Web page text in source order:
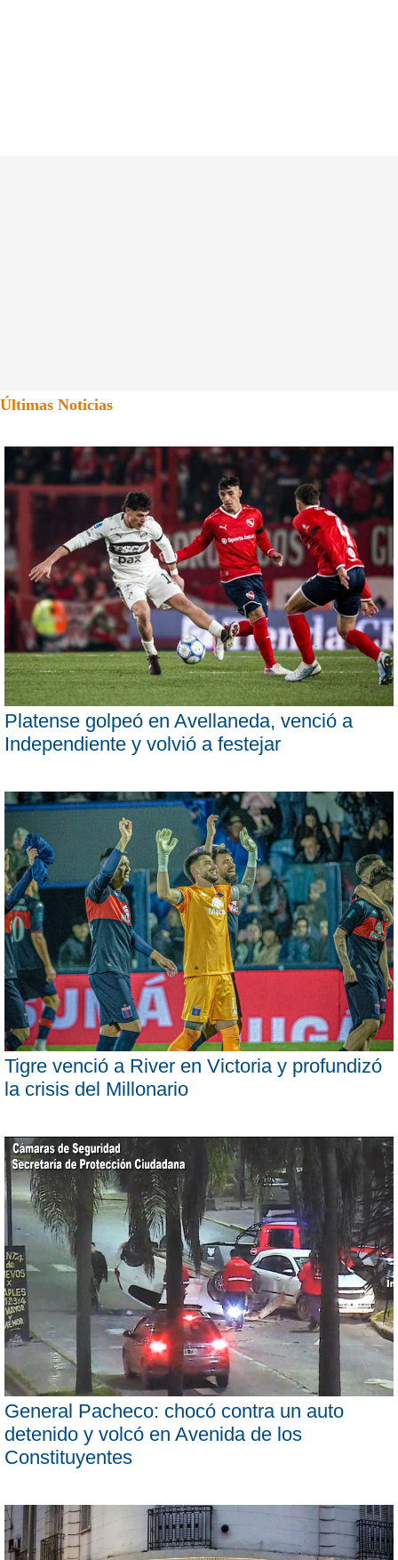
Últimas Noticias
Platense golpeó en Avellaneda, venció a
Independiente y volvió a festejar
Tigre venció a River en Victoria y profundizó
la crisis del Millonario
General Pacheco: chocó contra un auto
detenido y volcó en Avenida de los
Constituyentes